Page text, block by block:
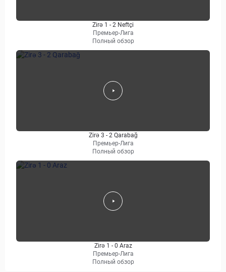
Zirə 1 - 2 Neftçi
Премьер-Лига
Полный обзор
Zirə 3 - 2 Qarabağ
Премьер-Лига
Полный обзор
Zirə 1 - 0 Araz
Премьер-Лига
Полный обзор